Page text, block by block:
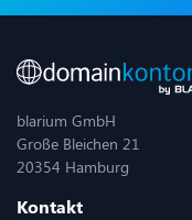
blarium GmbH
Große Bleichen 21
20354 Hamburg
Kontakt